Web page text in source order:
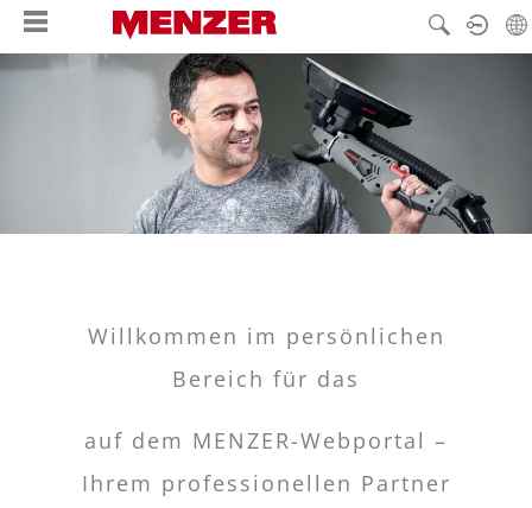
principale
Willkommen im persönlichen
Bereich für das
auf dem MENZER-Webportal –
Ihrem professionellen Partner